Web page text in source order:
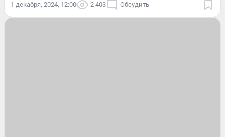
1 декабря, 2024, 12:00 2 403 Обсудить